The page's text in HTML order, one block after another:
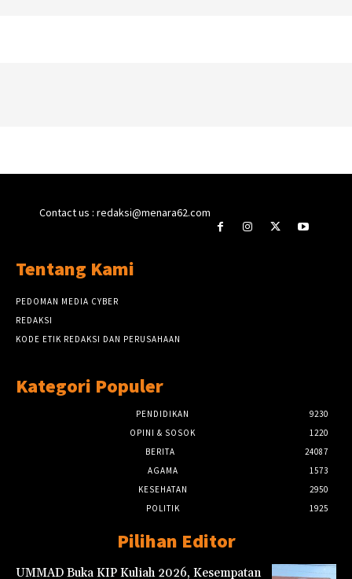
Contact us : redaksi@menara62.com
Tentang Kami
PEDOMAN MEDIA CYBER
REDAKSI
KODE ETIK REDAKSI DAN PERUSAHAAN
Kategori Populer
PENDIDIKAN
9230
OPINI & SOSOK
1220
BERITA
24087
AGAMA
1573
KESEHATAN
2950
POLITIK
1925
Pilihan Editor
UMMAD Buka KIP Kuliah 2026, Kesempatan